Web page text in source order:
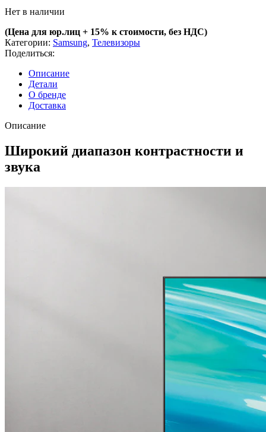
Нет в наличии
(Цена для юр.лиц + 15% к стоимости, без НДС)
Категории: Samsung, Телевизоры
Поделиться:
Описание
Детали
О бренде
Доставка
Описание
Широкий диапазон контрастности и
звука